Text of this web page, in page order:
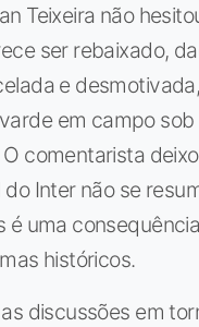
Teixeira não
ser rebaixado,
e
em campo
comentarista
Inter não se
é uma
históricos.
discussões em